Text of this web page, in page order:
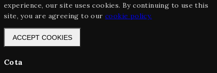
experience, our site uses cookies. By continuing to use this
site, you are agreeing to our cookie policy.
ACCEPT COOKIES
Cota